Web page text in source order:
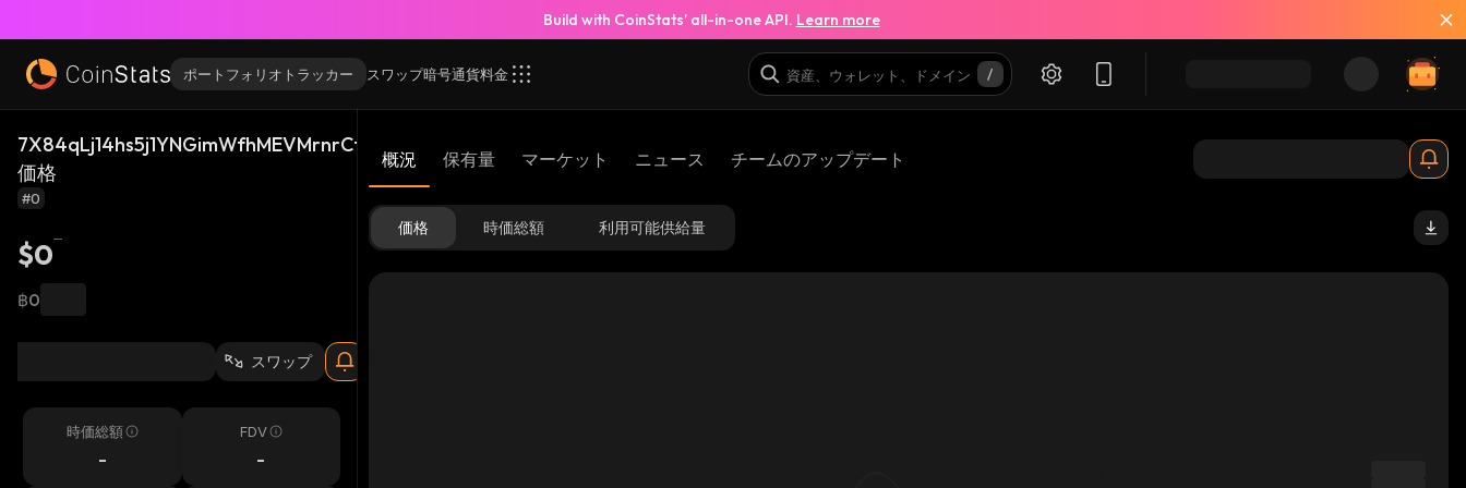
Build with CoinStats’ all-in-one API. Learn more
ポートフォリオトラッカー スワップ暗号通貨料金
7X84qLj14hs5j1YNGimWfhMEVMrnrCtkMUDnkWyk8jKA_solana
価格
7X84qLj14hs5j1YNGimWfhMEVMrnrCtkMUDnkWyk8jKA_solana
#0
$0
฿0
スワップ
時価総額
-
FDV
-
概況 保有量 マーケット ニュース チームのアップデート
価格 時価総額 利用可能供給量